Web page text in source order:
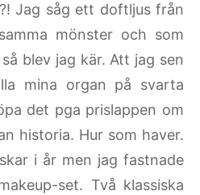
Jag såg ett doftljus från
mönster och som
blev jag kär. Att jag sen
mina organ på svarta
det pga prislappen om
historia. Hur som haver.
i år men jag fastnade
set. Två klassiska